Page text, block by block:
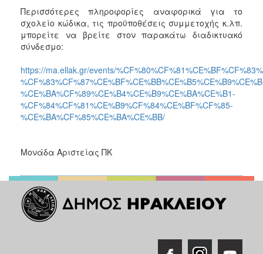
Περισσότερες πληροφορίες αναφορικά για το
σχολείο κώδικα, τις προϋποθέσεις συμμετοχής κ.λπ.
μπορείτε να βρείτε στον παρακάτω διαδικτυακό
σύνδεσμο:
https://ma.ellak.gr/events/
%CE%BA%CF%89%CE%B4%CE%B9%CE%BA%CE%B1-
%CF%84%CF%81%CE%B9%CF%84%CE%BF%CF%85-
%CE%BA%CF%85%CE%BA%CE%BB/
Μονάδα Αριστείας ΠΚ